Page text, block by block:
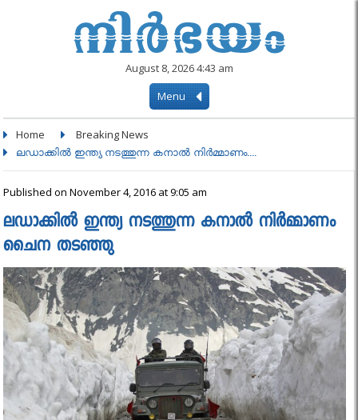
August 8, 2026 4:43 am
Menu
Home Breaking News
ലഡാക്കിൽ ഇന്ത്യ നടത്തുന്ന കനാൽ നിർമ്മാണം....
Published on November 4, 2016 at 9:05 am
ലഡാക്കിൽ ഇന്ത്യ നടത്തുന്ന കനാൽ നിർമ്മാണം
ചൈന തടഞ്ഞു